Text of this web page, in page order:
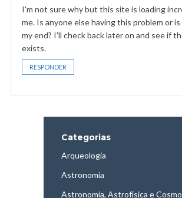
I'm not sure why but this site is loading
me. Is anyone else having this problem or
my end? I'll check back later on and see if
exists.
RESPONDER
Categorias
Arqueologia
Astronomia
Astronomia, Astrofísica e